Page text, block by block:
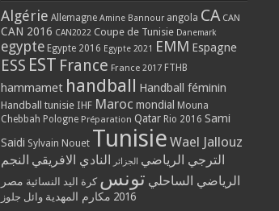
Algérie Allemagne Amine Bannour angola CA CAN
CAN 2016 CAN2022 Coupe de Tunisie Danemark
egypte Egypte 2016 Egypte 2021 EMM Espagne
ESS EST France France 2017 FTHB
hammamet handball Handball féminin
Handball tunisie IHF Maroc mondial Mouna
Chebbah Pologne Préparation Qatar Rio 2016 Sami
Saidi Sylvain Nouet Tunisie Wael Jallouz
الترجي الرياضي الجزائر النادي الافريقي النجم
الرياضي الساحلي تونس كرة اليد النسائية مصر
2016 مكارم المهدية وائل جلوز